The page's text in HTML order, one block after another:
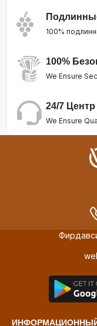
100%
100%
We Ensure
24/7
We Ensure